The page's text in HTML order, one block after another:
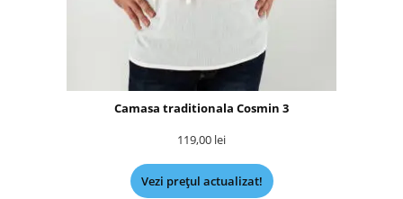
Camasa traditionala Cosmin 3
119,00 lei
Vezi prețul actualizat!